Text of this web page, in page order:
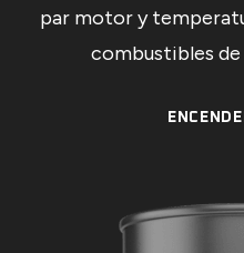
par motor y
combustibles de